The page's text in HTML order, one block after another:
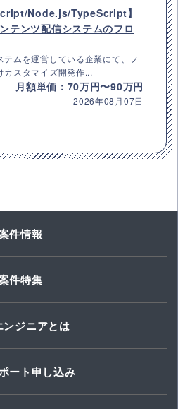
Node.js/TypeScript】
テンツ配信システムのフロ
テムを運営している企業にて、フ
カスタマイズ開発作...
月額単価：70万円〜90万円
2026年08月07日
件情報
件特集
ンジニアとは
ート申し込み